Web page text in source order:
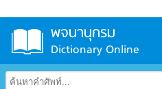
พจนานุกรม
Dictionary Online